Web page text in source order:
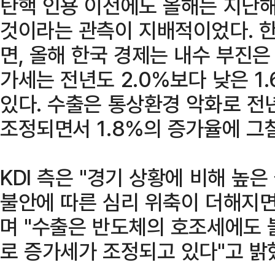
것이라는 관측이 지배적이었다.
면, 올해 한국 경제는 내수 부진
가세는 전년도 2.0%보다 낮은
있다. 수출은 통상환경 악화로
조정되면서 1.8%의 증가율에 그
KDI 측은 "경기 상황에 비해 높
불안에 따른 심리 위축이 더해지
며 "수출은 반도체의 호조세에도
로 증가세가 조정되고 있다"고